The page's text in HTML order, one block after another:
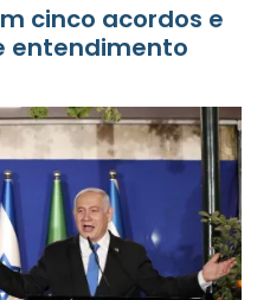
cinco acordos e
entendimento